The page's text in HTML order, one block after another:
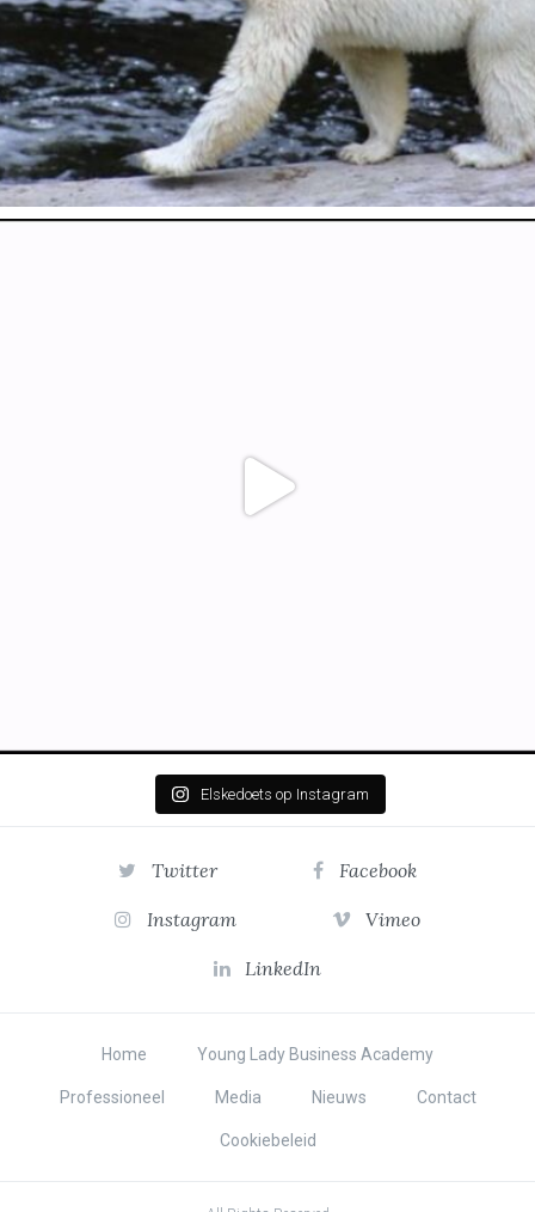
Elskedoets op Instagram
Twitter Facebook
Instagram Vimeo
LinkedIn
Home Young Lady Business Academy
Professioneel Media Nieuws Contact
Cookiebeleid